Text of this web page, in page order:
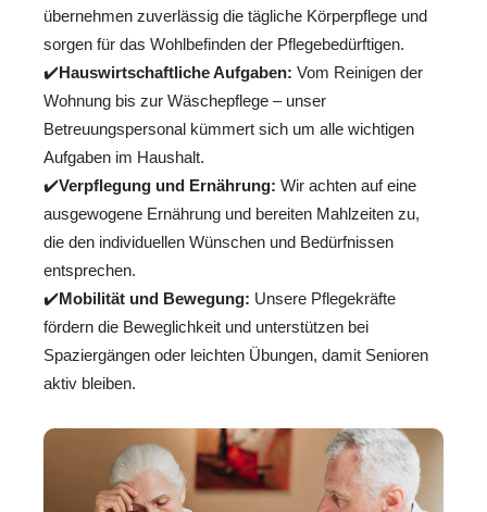
übernehmen zuverlässig die tägliche Körperpflege und
sorgen für das Wohlbefinden der Pflegebedürftigen.
✔️Hauswirtschaftliche Aufgaben: Vom Reinigen der
Wohnung bis zur Wäschepflege – unser
Betreuungspersonal kümmert sich um alle wichtigen
Aufgaben im Haushalt.
✔️Verpflegung und Ernährung: Wir achten auf eine
ausgewogene Ernährung und bereiten Mahlzeiten zu,
die den individuellen Wünschen und Bedürfnissen
entsprechen.
✔️Mobilität und Bewegung: Unsere Pflegekräfte
fördern die Beweglichkeit und unterstützen bei
Spaziergängen oder leichten Übungen, damit Senioren
aktiv bleiben.